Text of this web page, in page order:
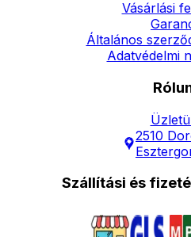
Vásárlási
Általános
Adatvédelmi
2510
Szállítási és